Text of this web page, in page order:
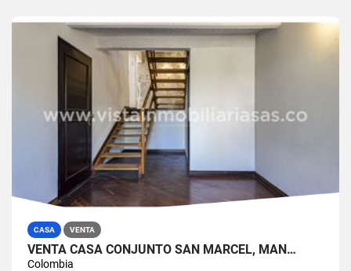
CASA VENTA
VENTA CASA CONJUNTO SAN MARCEL, MAN…
Colombia